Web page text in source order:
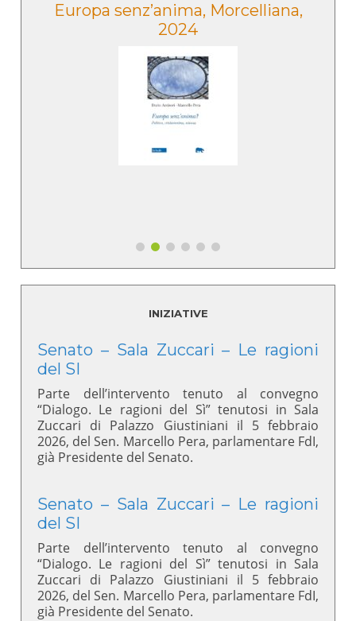
Europa senz’anima, Morcelliana,
2024
INIZIATIVE
Senato – Sala Zuccari – Le ragioni
del SI
Parte dell’intervento tenuto al convegno
“Dialogo. Le ragioni del Sì” tenutosi in Sala
Zuccari di Palazzo Giustiniani il 5 febbraio
2026, del Sen. Marcello Pera, parlamentare FdI,
già Presidente del Senato.
Senato – Sala Zuccari – Le ragioni
del SI
Parte dell’intervento tenuto al convegno
“Dialogo. Le ragioni del Sì” tenutosi in Sala
Zuccari di Palazzo Giustiniani il 5 febbraio
2026, del Sen. Marcello Pera, parlamentare FdI,
già Presidente del Senato.